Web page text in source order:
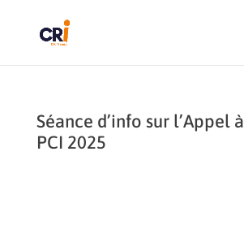
Séance d’info sur l’Appel
PCI 2025